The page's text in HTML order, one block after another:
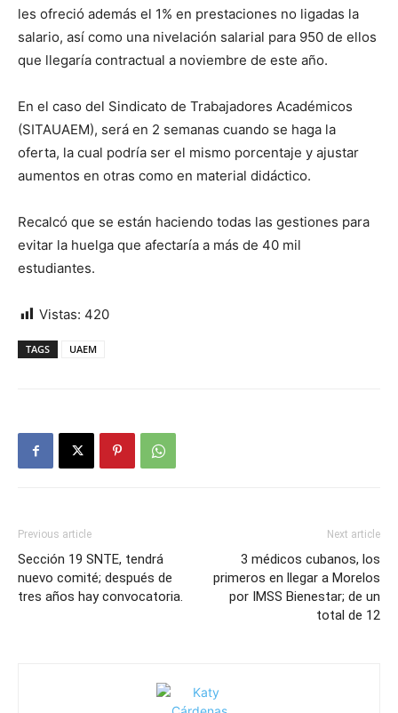
les ofreció además el 1% en prestaciones no ligadas la
salario, así como una nivelación salarial para 950 de ellos
que llegaría contractual a noviembre de este año.
En el caso del Sindicato de Trabajadores Académicos
(SITAUAEM), será en 2 semanas cuando se haga la
oferta, la cual podría ser el mismo porcentaje y ajustar
aumentos en otras como en material didáctico.
Recalcó que se están haciendo todas las gestiones para
evitar la huelga que afectaría a más de 40 mil
estudiantes.
Vistas: 420
TAGS UAEM
Previous article
Sección 19 SNTE, tendrá
nuevo comité; después de
tres años hay convocatoria.
Next article
3 médicos cubanos, los
primeros en llegar a Morelos
por IMSS Bienestar; de un
total de 12